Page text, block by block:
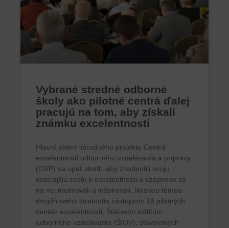
Vybrané stredné odborné
školy ako pilotné centrá ďalej
pracujú na tom, aby získali
známku excelentnosti
Hlavní aktéri národného projektu Centrá
excelentnosti odborného vzdelávania a prípravy
(OVP) sa opäť stretli, aby zhodnotili svoju
doterajšiu cestu k excelentnosti a vzájomne sa
na nej motivovali a inšpirovali. Nosnou témou
dvojdňového stretnutia zástupcov 16 pilotných
centier excelentnosti, Štátneho inštitútu
odborného vzdelávania (ŠIOV), stavovských